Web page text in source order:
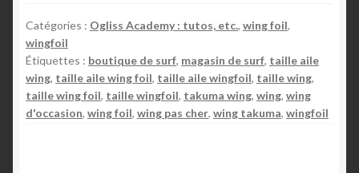
a
l
e
Catégories : Ogliss Academy : tutos, etc., wing foil,
wingfoil
Étiquettes : boutique de surf, magasin de surf, taille aile
wing, taille aile wing foil, taille aile wingfoil, taille wing,
taille wing foil, taille wingfoil, takuma wing, wing, wing
d'occasion, wing foil, wing pas cher, wing takuma, wingfoil